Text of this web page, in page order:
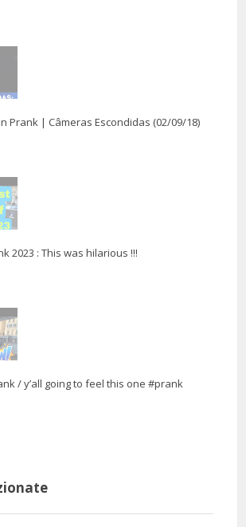
Prank | Câmeras Escondidas (02/09/18)
2023 : This was hilarious !!!
/ y’all going to feel this one #prank